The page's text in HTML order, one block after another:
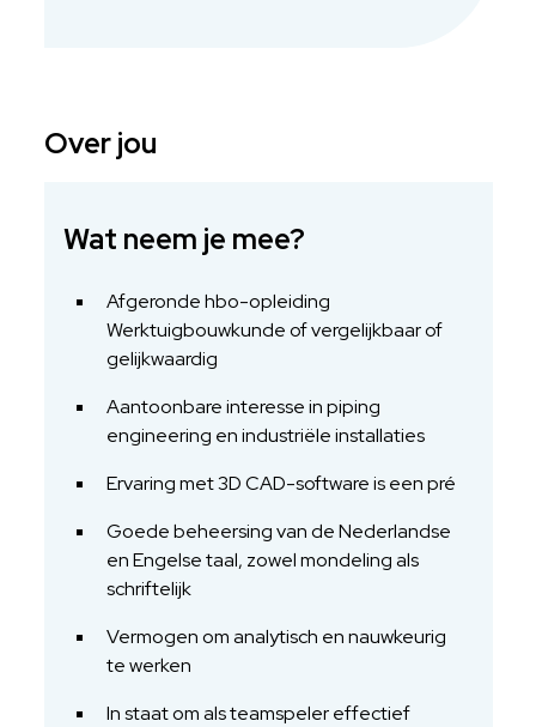
Over jou
Wat neem je mee?
Afgeronde hbo-opleiding
Werktuigbouwkunde of vergelijkbaar of
gelijkwaardig
Aantoonbare interesse in piping
engineering en industriële installaties
Ervaring met 3D CAD-software is een pré
Goede beheersing van de Nederlandse
en Engelse taal, zowel mondeling als
schriftelijk
Vermogen om analytisch en nauwkeurig
te werken
In staat om als teamspeler effectief